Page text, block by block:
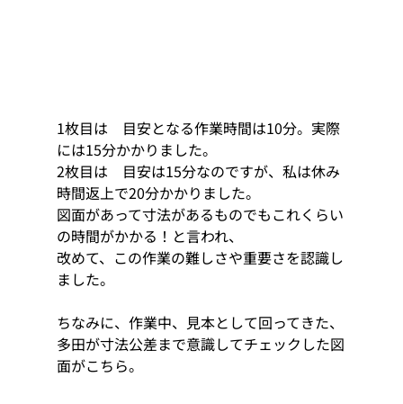
1枚目は　目安となる作業時間は10分。実際
には15分かかりました。
2枚目は　目安は15分なのですが、私は休み
時間返上で20分かかりました。
図面があって寸法があるものでもこれくらい
の時間がかかる！と言われ、
改めて、この作業の難しさや重要さを認識し
ました。
ちなみに、作業中、見本として回ってきた、
多田が寸法公差まで意識してチェックした図
面がこちら。